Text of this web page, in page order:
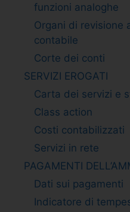
funzioni analoghe
Organi di revisione
contabile
Corte dei conti
SERVIZI EROGATI
Carta dei servizi e
Class action
Costi contabilizzati
Servizi in rete
PAGAMENTI
Dati sui pagamenti
Indicatore di